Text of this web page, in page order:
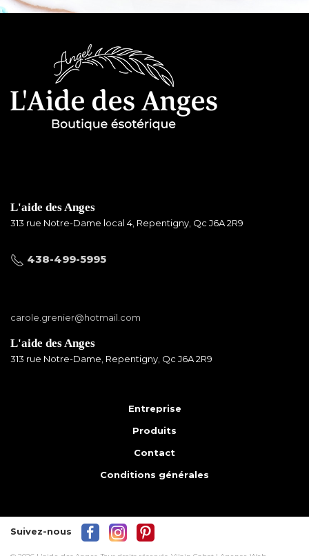
L'aide des Anges
313 rue Notre-Dame local 4, Repentigny, Qc J6A 2R9
438-499-5995
carole.grenier@hotmail.com
L'aide des Anges
313 rue Notre-Dame, Repentigny, Qc J6A 2R9
Entreprise
Produits
Contact
Conditions générales
Suivez-nous